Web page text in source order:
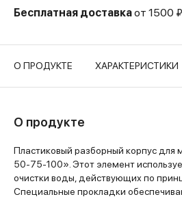
Бесплатная доставкаот 1500 ₽
О ПРОДУКТЕ ХАРАКТЕРИСТИКИ
О продукте
Пластиковый разборный корпус
50-75-100». Этот элемент
очистки воды, действующих по
Специальные прокладки